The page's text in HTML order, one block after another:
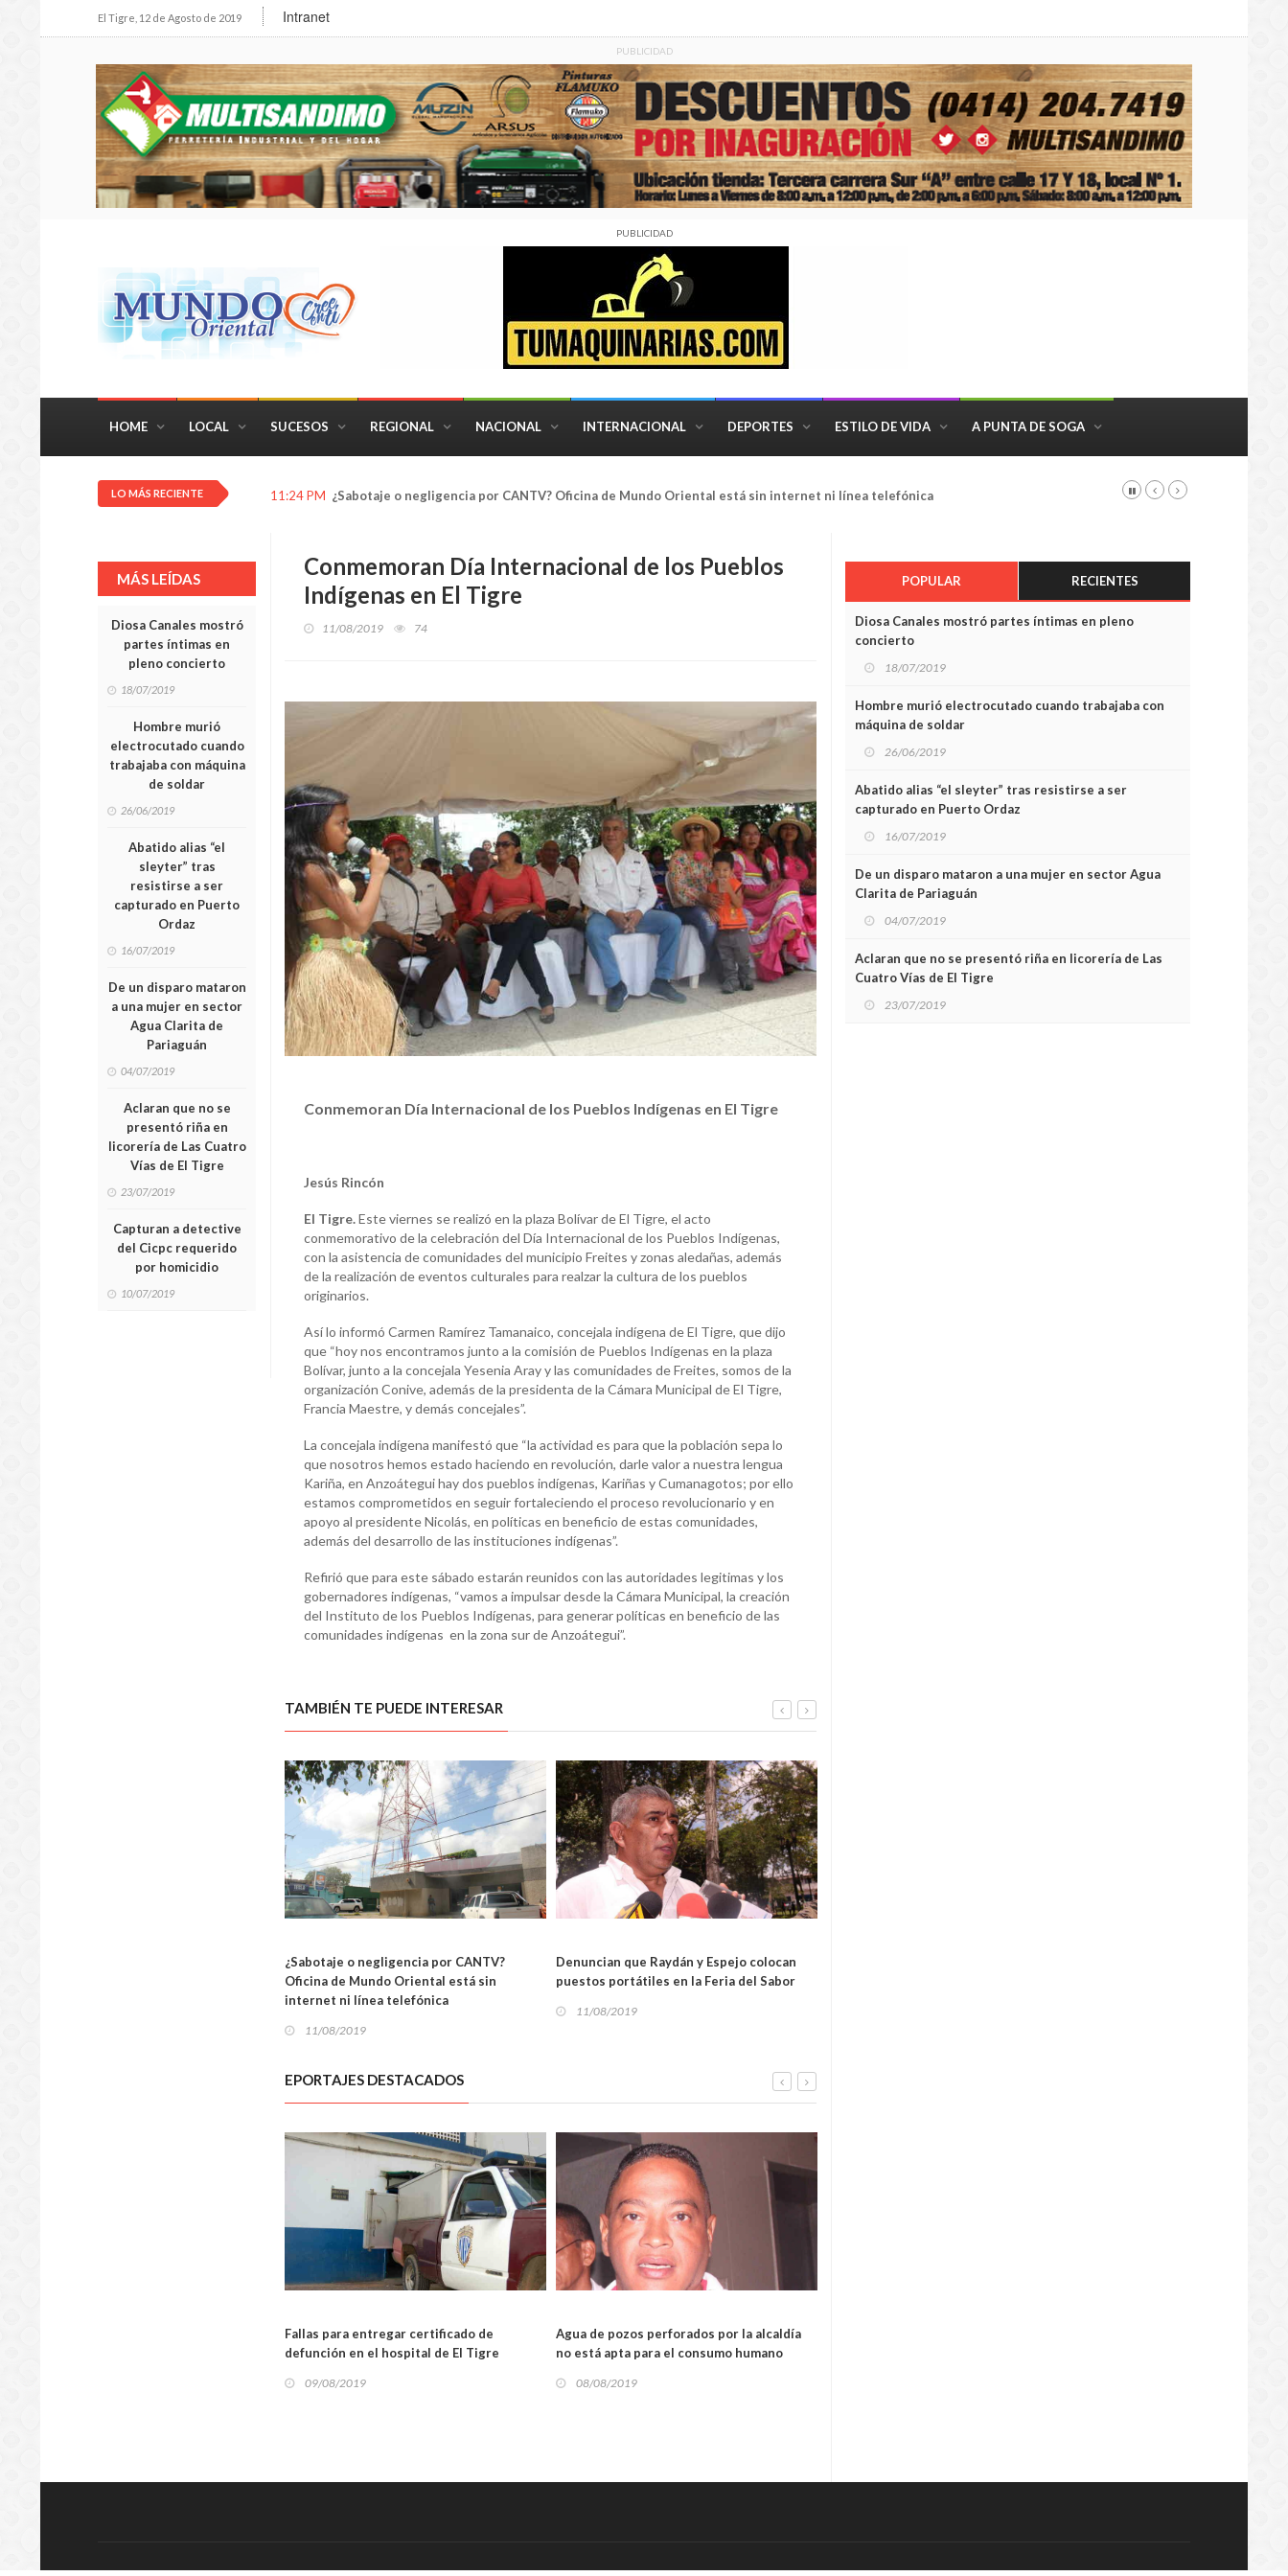
El Tigre, 12 de Agosto de 2019 Intranet
PUBLICIDAD
PUBLICIDAD
HOME LOCAL SUCESOS REGIONAL NACIONAL INTERNACIONAL DEPORTES ESTILO DE VIDA A PUNTA DE SOGA
LO MÁS RECIENTE 11:24 PM ¿Sabotaje o negligencia por CANTV? Oficina de Mundo Oriental está sin internet ni línea telefónica
MÁS LEÍDAS
Diosa Canales mostró
partes íntimas en
pleno concierto
18/07/2019
Hombre murió
electrocutado cuando
trabajaba con máquina
de soldar
26/06/2019
Abatido alias “el
sleyter” tras
resistirse a ser
capturado en Puerto
Ordaz
16/07/2019
De un disparo mataron
a una mujer en sector
Agua Clarita de
Pariaguán
04/07/2019
Aclaran que no se
presentó riña en
licorería de Las Cuatro
Vías de El Tigre
23/07/2019
Capturan a detective
del Cicpc requerido
por homicidio
10/07/2019
Conmemoran Día Internacional de los Pueblos
Indígenas en El Tigre
11/08/2019 74
Conmemoran Día Internacional de los Pueblos Indígenas en El Tigre
Jesús Rincón
El Tigre.Este viernes se realizó en la plaza Bolívar de El Tigre, el acto
conmemorativo de la celebración del Día Internacional de los Pueblos Indígenas,
con la asistencia de comunidades del municipio Freites y zonas aledañas, además
de la realización de eventos culturales para realzar la cultura de los pueblos
originarios.
Así lo informó Carmen Ramírez Tamanaico, concejala indígena de El Tigre, que dijo
que “hoy nos encontramos junto a la comisión de Pueblos Indígenas en la plaza
Bolívar, junto a la concejala Yesenia Aray y las comunidades de Freites, somos de la
organización Conive, además de la presidenta de la Cámara Municipal de El Tigre,
Francia Maestre, y demás concejales”.
La concejala indígena manifestó que “la actividad es para que la población sepa lo
que nosotros hemos estado haciendo en revolución, darle valor a nuestra lengua
Kariña, en Anzoátegui hay dos pueblos indígenas, Kariñas y Cumanagotos; por ello
estamos comprometidos en seguir fortaleciendo el proceso revolucionario y en
apoyo al presidente Nicolás, en políticas en beneficio de estas comunidades,
además del desarrollo de las instituciones indígenas”.
Refirió que para este sábado estarán reunidos con las autoridades legitimas y los
gobernadores indígenas, “vamos a impulsar desde la Cámara Municipal, la creación
del Instituto de los Pueblos Indígenas, para generar políticas en beneficio de las
comunidades indígenas en la zona sur de Anzoátegui”.
TAMBIÉN TE PUEDE INTERESAR
¿Sabotaje o negligencia por CANTV?
Oficina de Mundo Oriental está sin
internet ni línea telefónica
11/08/2019
Denuncian que Raydán y Espejo colocan
puestos portátiles en la Feria del Sabor
11/08/2019
EPORTAJES DESTACADOS
Fallas para entregar certificado de
defunción en el hospital de El Tigre
09/08/2019
Agua de pozos perforados por la alcaldía
no está apta para el consumo humano
08/08/2019
POPULAR RECIENTES
Diosa Canales mostró partes íntimas en pleno
concierto
18/07/2019
Hombre murió electrocutado cuando trabajaba con
máquina de soldar
26/06/2019
Abatido alias “el sleyter” tras resistirse a ser
capturado en Puerto Ordaz
16/07/2019
De un disparo mataron a una mujer en sector Agua
Clarita de Pariaguán
04/07/2019
Aclaran que no se presentó riña en licorería de Las
Cuatro Vías de El Tigre
23/07/2019